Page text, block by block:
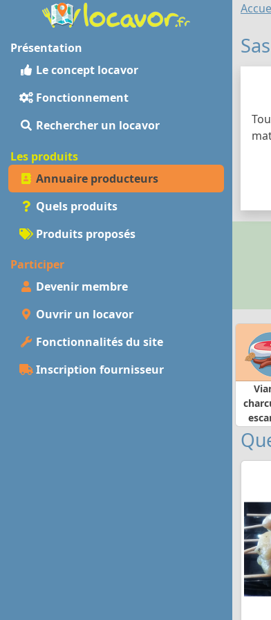
Présentation
Le concept locavor
Fonctionnement
Rechercher un locavor
Les produits
Annuaire producteurs
Quels produits
Produits proposés
Participer
Devenir membre
Ouvrir un locavor
Fonctionnalités du site
Inscription fournisseur